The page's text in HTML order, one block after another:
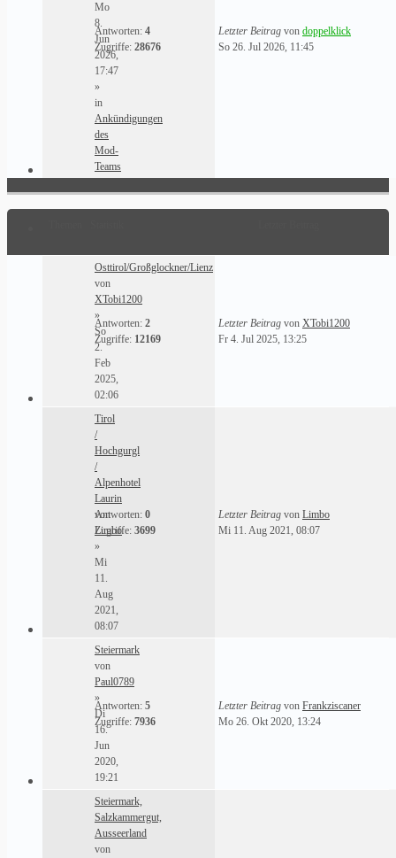
Mo
8.
Jun
2026,
17:47
»
in
Ankündigungen
des
Mod-
Teams
Antworten: 4
Zugriffe: 28676
Letzter Beitrag von doppelklick
So 26. Jul 2026, 11:45
Osttirol/Großglockner/Lienz
von
XTobi1200
»
So
2.
Feb
2025,
02:06
Antworten: 2
Zugriffe: 12169
Letzter Beitrag von XTobi1200
Fr 4. Jul 2025, 13:25
Tirol
/
Hochgurgl
/
Alpenhotel
Laurin
von
Limbo
»
Mi
11.
Aug
2021,
08:07
Antworten: 0
Zugriffe: 3699
Letzter Beitrag von Limbo
Mi 11. Aug 2021, 08:07
Steiermark
von
Paul0789
»
Di
16.
Jun
2020,
19:21
Antworten: 5
Zugriffe: 7936
Letzter Beitrag von Frankziscaner
Mo 26. Okt 2020, 13:24
Steiermark,
Salzkammergut,
Ausseerland
von